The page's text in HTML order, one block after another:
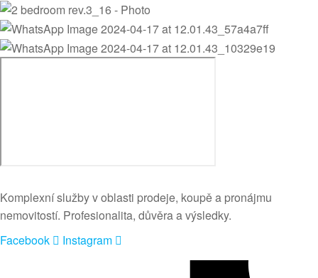
Komplexní služby v oblasti prodeje, koupě a pronájmu
nemovitostí. Profesionalita, důvěra a výsledky.
Facebook
Instagram